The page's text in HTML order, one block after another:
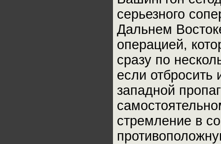
серьезного
Дальнем
операцией,
сразу по
если
западной
стремление в